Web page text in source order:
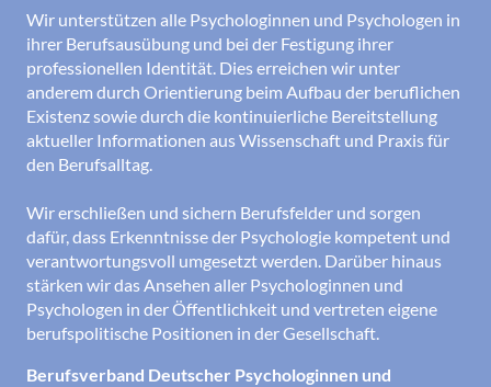
Wir unterstützen alle Psychologinnen und Psychologen in
ihrer Berufsausübung und bei der Festigung ihrer
professionellen Identität. Dies erreichen wir unter
anderem durch Orientierung beim Aufbau der beruflichen
Existenz sowie durch die kontinuierliche Bereitstellung
aktueller Informationen aus Wissenschaft und Praxis für
den Berufsalltag.
Wir erschließen und sichern Berufsfelder und sorgen
dafür, dass Erkenntnisse der Psychologie kompetent und
verantwortungsvoll umgesetzt werden. Darüber hinaus
stärken wir das Ansehen aller Psychologinnen und
Psychologen in der Öffentlichkeit und vertreten eigene
berufspolitische Positionen in der Gesellschaft.
Berufsverband Deutscher Psychologinnen und